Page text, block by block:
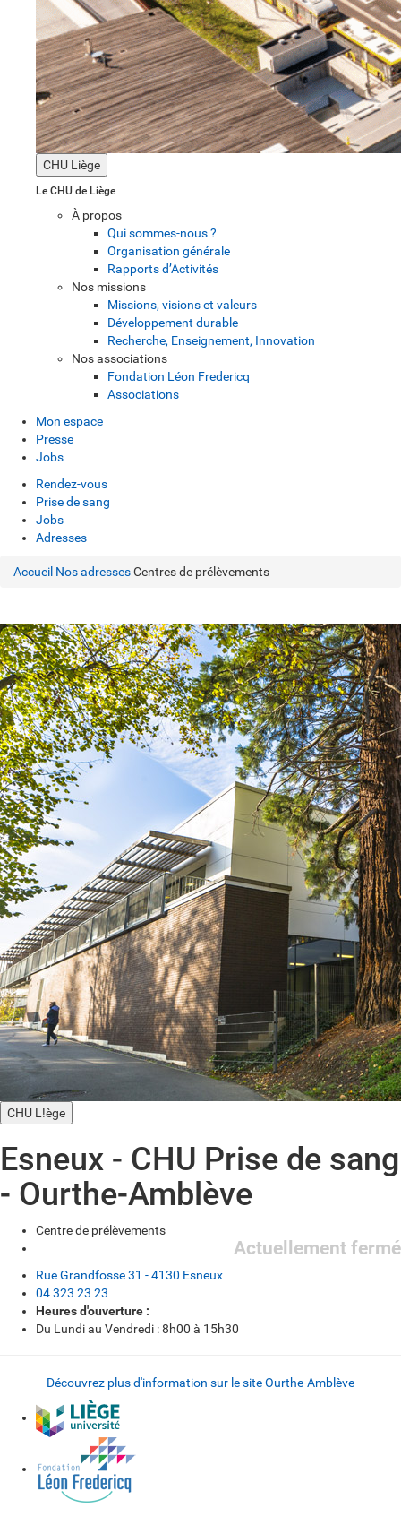
CHU Liège
Le CHU de Liège
À propos
Qui sommes-nous ?
Organisation générale
Rapports d’Activités
Nos missions
Missions, visions et valeurs
Développement durable
Recherche, Enseignement, Innovation
Nos associations
Fondation Léon Fredericq
Associations
Mon espace
Presse
Jobs
Rendez-vous
Prise de sang
Jobs
Adresses
Accueil Nos adressesCentres de prélèvements
CHU L!ège
Esneux - CHU Prise de sang
- Ourthe-Amblève
Centre de prélèvements
Actuellement fermé
Rue Grandfosse 31 - 4130 Esneux
04 323 23 23
Heures d'ouverture :
Du Lundi au Vendredi : 8h00 à 15h30
Découvrez plus d'information sur le site Ourthe-Amblève